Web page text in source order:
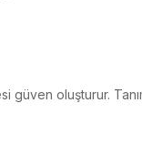
oluşturur.